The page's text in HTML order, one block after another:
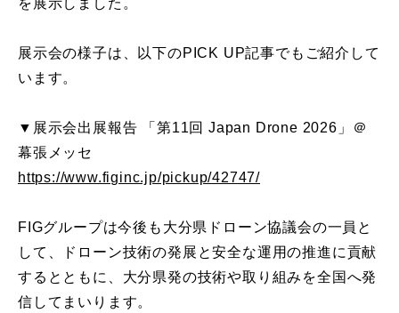
を展示しました。
展示会の様子は、以下のPICK UP記事でもご紹介して
います。
▼展示会出展報告 「第11回 Japan Drone 2026」＠
幕張メッセ
https://www.figinc.jp/pickup/42747/
FIGグループは今後も大分県ドローン協議会の一員と
して、ドローン技術の発展と安全な運用の推進に貢献
するとともに、大分県発の技術や取り組みを全国へ発
信してまいります。